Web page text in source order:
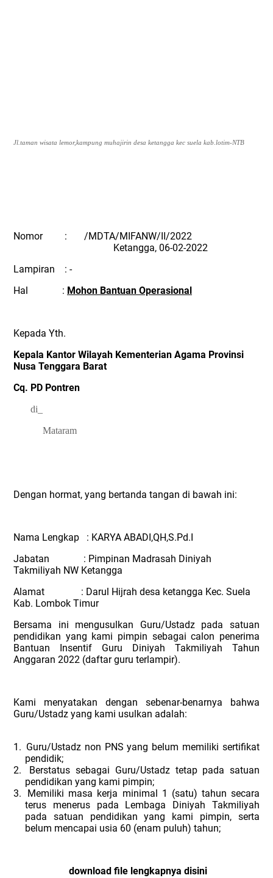
Jl.taman wisata lemor,kampung muhajirin desa ketangga kec suela kab.lotim-NTB
Nomor : /MDTA/MIFANW/II/2022
Ketangga, 06-02-2022
Lampiran : -
Hal : Mohon Bantuan Operasional
Kepada Yth.
Kepala Kantor Wilayah Kementerian Agama Provinsi
Nusa Tenggara Barat
Cq. PD Pontren
di_
Mataram
Dengan hormat, yang bertanda tangan di bawah ini:
Nama Lengkap : KARYA ABADI,QH,S.Pd.I
Jabatan : Pimpinan Madrasah Diniyah
Takmiliyah NW Ketangga
Alamat : Darul Hijrah desa ketangga Kec. Suela
Kab. Lombok Timur
Bersama ini mengusulkan Guru/Ustadz pada satuan
pendidikan yang kami pimpin sebagai calon penerima
Bantuan Insentif Guru Diniyah Takmiliyah Tahun
Anggaran 2022 (daftar guru terlampir).
Kami menyatakan dengan sebenar-benarnya bahwa
Guru/Ustadz yang kami usulkan adalah:
1. Guru/Ustadz non PNS yang belum memiliki sertifikat
pendidik;
2.
Berstatus sebagai Guru/Ustadz tetap pada satuan
pendidikan yang kami pimpin;
3.
Memiliki masa kerja minimal 1 (satu) tahun secara
terus menerus pada Lembaga Diniyah Takmiliyah
pada satuan pendidikan yang kami pimpin, serta
belum mencapai usia 60 (enam puluh) tahun;
download file lengkapnya disini